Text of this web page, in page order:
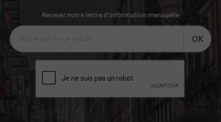
Recevez notre lettre d'information mensuelle
OK